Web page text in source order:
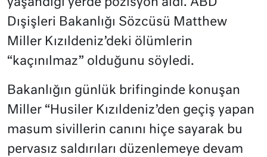
yaşandığı yerde pozisyon aldı. ABD
Dışişleri Bakanlığı Sözcüsü Matthew
Miller Kızıldeniz’deki ölümlerin
“kaçınılmaz” olduğunu söyledi.
Bakanlığın günlük brifinginde konuşan
Miller “Husiler Kızıldeniz’den geçiş yapan
masum sivillerin canını hiçe sayarak bu
pervasız saldırıları düzenlemeye devam